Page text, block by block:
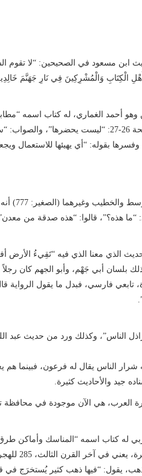
ابن مسعود في الصحيحين: “لا تقوم
الْكِتَابِ وَالْمُشْرِكِينَ فِي نَارِ جَهَنَّمَ
أحمد الغماري، له كتاب اسمه
لما أخبر به سيد البرية ﷺ”، قال في هذا الكتاب في صفحة 26-27:
بقوله: “أي يهيئها للاستعمال
وورد من حديث ابن
هذه؟”، قالوا: “هذه صدقة من
معنا الذي فيه “تَقِيءُ الأرض
أبي جَهْم، وأبو الجهم كان رجلاً
فارسي، فبدل ما يقول الرواية
الناس”، وكذلك ورد من حديث عبد
شرار الناس يقال له فرعون، فبينما
جيد والأحاديث كثيرة.
العرب، هي الآن موجودة في
له كتاب اسمه “المناسك وأماكن
الجزيرة”،
يقول: “فيها ذهب كثير يُستخرَج في